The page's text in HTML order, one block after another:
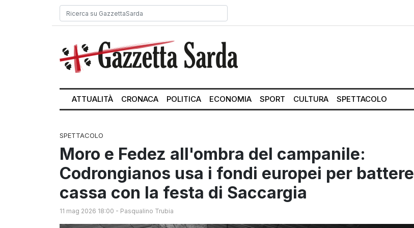
ATTUALITÀ CRONACA POLITICA ECONOMIA SPORT CULTURA SPETTACOLO
SPETTACOLO
Moro e Fedez all'ombra del campanile:
Codrongianos usa i fondi europei per battere
cassa con la festa di Saccargia
11 mag 2026 18:00 - Pasqualino Trubia